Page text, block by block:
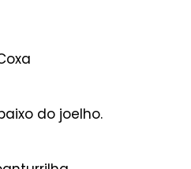
do joelho.